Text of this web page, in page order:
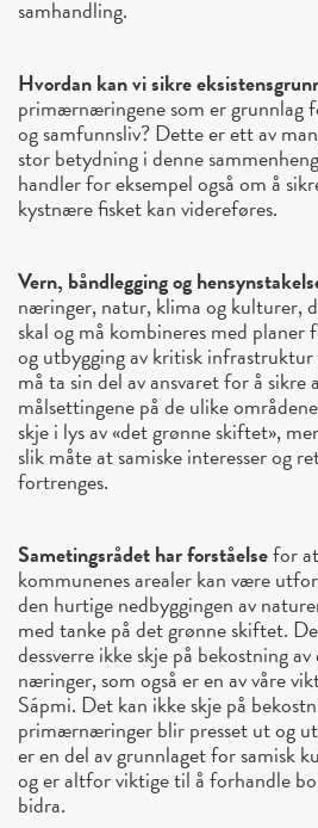
samhandling.
Hvordan kan vi sikre
primærnæringene som er grunnlag
og samfunnsliv? Dette er ett av
stor betydning i denne
handler for eksempel også om å
kystnære fisket kan videreføres.
Vern, båndlegging og
næringer, natur, klima og kulturer,
skal og må kombineres med
og utbygging av kritisk
må ta sin del av ansvaret for å sikre
målsettingene på de ulike
skje i lys av «det grønne skiftet»,
slik måte at samiske interesser og
fortrenges.
Sametingsrådet har forståelsefor
kommunenes arealer kan være
den hurtige nedbyggingen av
med tanke på det grønne skiftet.
dessverre ikke skje på bekostning
næringer, som også er en av våre
Sápmi. Det kan ikke skje på
primærnæringer blir presset ut og
er en del av grunnlaget for samisk
og er altfor viktige til å forhandle
bidra.